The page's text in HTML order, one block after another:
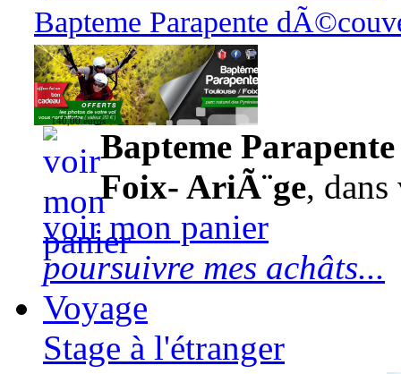
Bapteme Parapente
140,00 euros
Bapteme
Foix- AriÃ¨ge,
voir mon panier
poursuivre mes achâts...
Voyage
Stage à l'étranger